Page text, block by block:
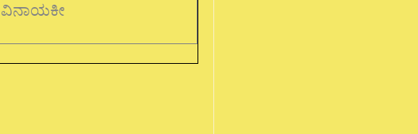
ವಿನಾಯಕೀ